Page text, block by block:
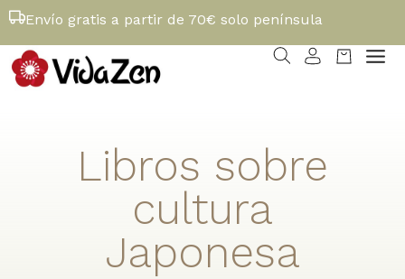
Envío gratis a partir de 70€ solo península
Libros sobre
cultura
Japonesa